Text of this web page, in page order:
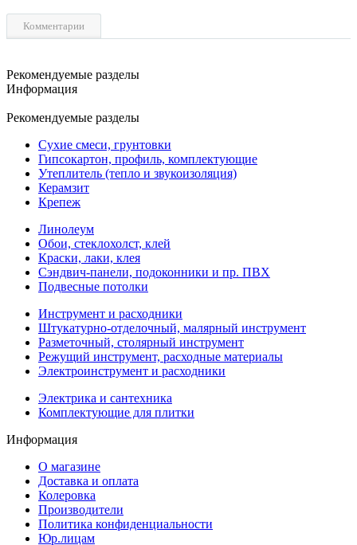
Комментарии
Рекомендуемые разделы
Информация
Рекомендуемые разделы
Сухие смеси, грунтовки
Гипсокартон, профиль, комплектующие
Утеплитель (тепло и звукоизоляция)
Керамзит
Крепеж
Линолеум
Обои, стеклохолст, клей
Краски, лаки, клея
Сэндвич-панели, подоконники и пр. ПВХ
Подвесные потолки
Инструмент и расходники
Штукатурно-отделочный, малярный инструмент
Разметочный, столярный инструмент
Режущий инструмент, расходные материалы
Электроинструмент и расходники
Электрика и сантехника
Комплектующие для плитки
Информация
О магазине
Доставка и оплата
Колеровка
Производители
Политика конфиденциальности
Юр.лицам